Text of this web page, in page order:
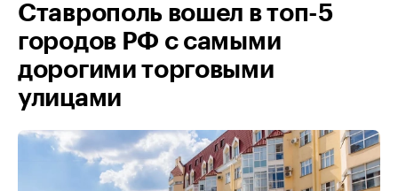
Ставрополь вошел в топ-5
городов РФ с самыми
дорогими торговыми
улицами